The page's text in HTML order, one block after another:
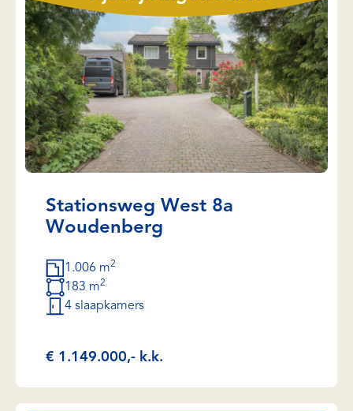
Stationsweg West 8a
Woudenberg
1.006 m2
183 m2
4 slaapkamers
€ 1.149.000,- k.k.